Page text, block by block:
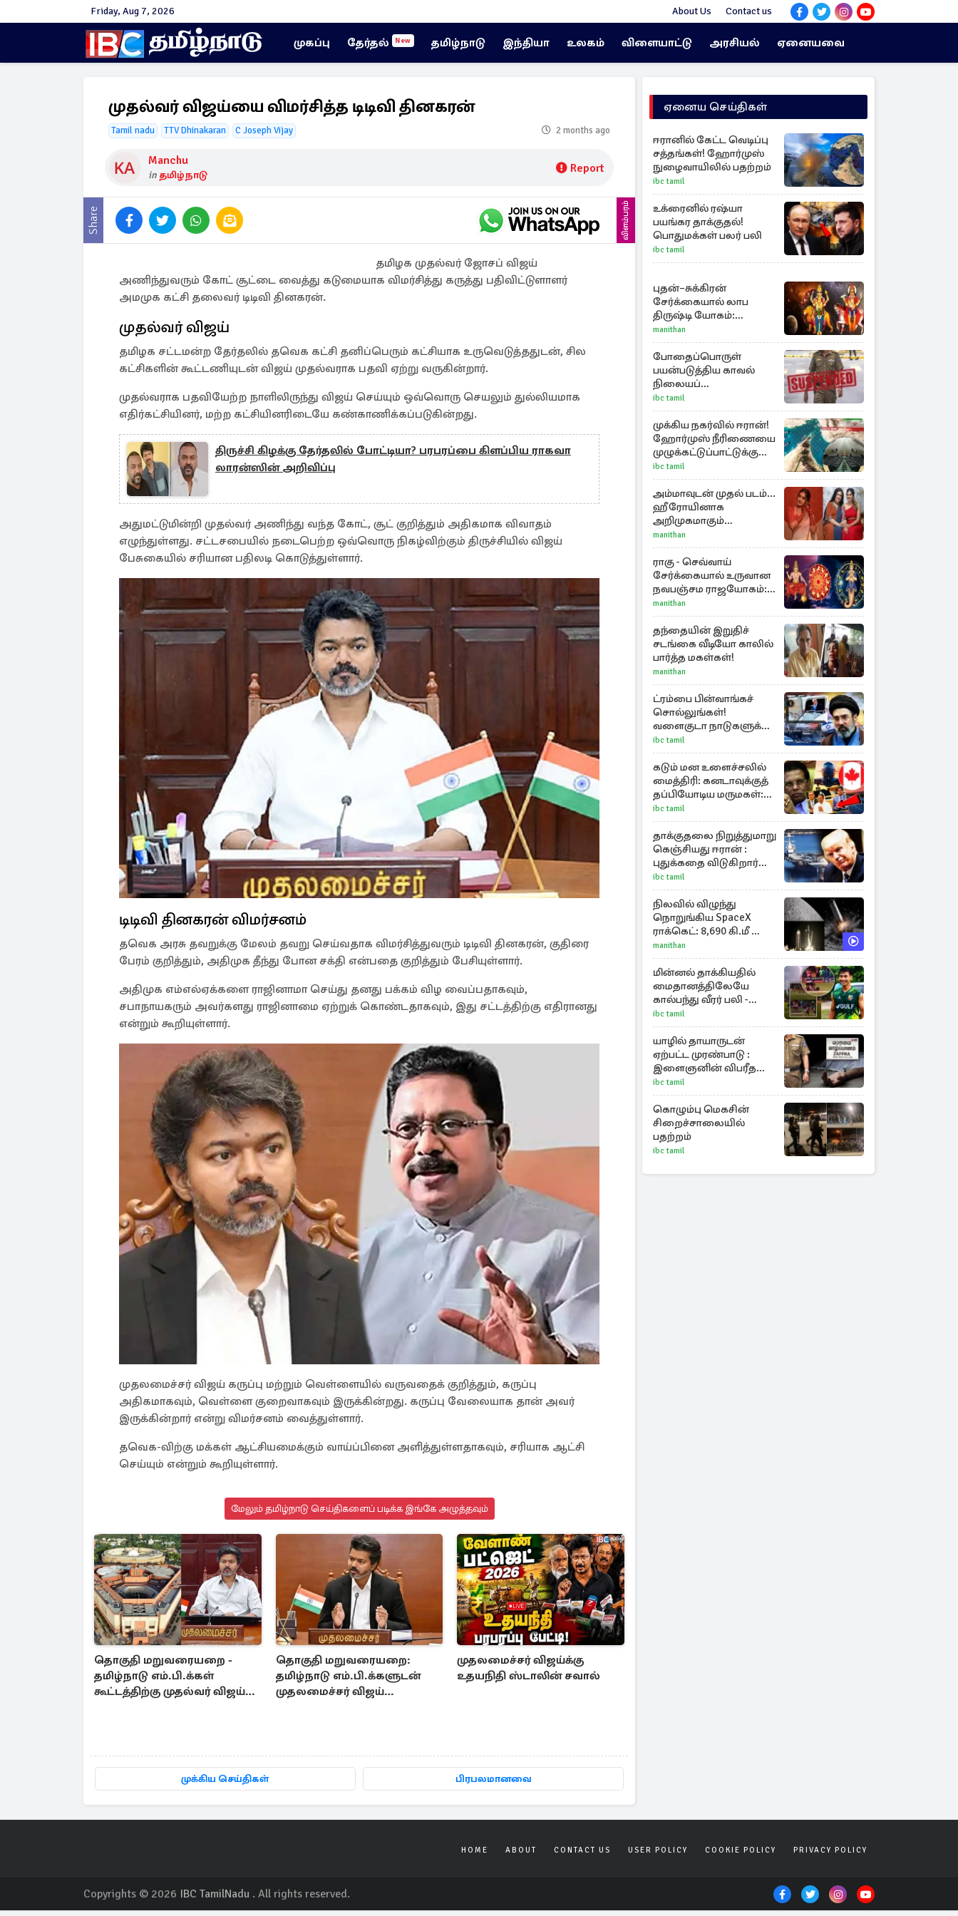
Friday, Aug 7, 2026 About Us Contact us
முகப்பு தேர்தல் New தமிழ்நாடு இந்தியா உலகம் விளையாட்டு அரசியல் ஏனையவை
முதல்வர் விஜய்யை விமர்சித்த டிடிவி தினகரன்
Tamil nadu TTV Dhinakaran C Joseph Vijay 2 months ago
Manchu
in தமிழ்நாடு Report
Share விளம்பரம்
தமிழக முதல்வர் ஜோசப் விஜய்
அணிந்துவரும் கோட் சூட்டை வைத்து கடுமையாக விமர்சித்து கருத்து பதிவிட்டுளாளர்
அமமுக கட்சி தலைவர் டிடிவி தினகரன்.
முதல்வர் விஜய்
தமிழக சட்டமன்ற தேர்தலில் தவெக கட்சி தனிப்பெரும் கட்சியாக உருவெடுத்ததுடன், சில
கட்சிகளின் கூட்டணியுடன் விஜய் முதல்வராக பதவி ஏற்று வருகின்றார்.
முதல்வராக பதவியேற்ற நாளிலிருந்து விஜய் செய்யும் ஒவ்வொரு செயலும் துல்லியமாக
எதிர்கட்சியினர், மற்ற கட்சியினரிடையே கண்காணிக்கப்படுகின்றது.
திருச்சி கிழக்கு தேர்தலில் போட்டியா? பரபரப்பை கிளப்பிய ராகவா
லாரன்ஸின் அறிவிப்பு
அதுமட்டுமின்றி முதல்வர் அணிந்து வந்த கோட், சூட் குறித்தும் அதிகமாக விவாதம்
எழுந்துள்ளது. சட்டசபையில் நடைபெற்ற ஒவ்வொரு நிகழ்விற்கும் திருச்சியில் விஜய்
பேசுகையில் சரியான பதிலடி கொடுத்துள்ளார்.
டிடிவி தினகரன் விமர்சனம்
தவெக அரசு தவறுக்கு மேலம் தவறு செய்வதாக விமர்சித்துவரும் டிடிவி தினகரன், குதிரை
பேரம் குறித்தும், அதிமுக தீந்து போன சக்தி என்பதை குறித்தும் பேசியுள்ளார்.
அதிமுக எம்எல்ஏக்களை ராஜினாமா செய்து தனது பக்கம் விழ வைப்பதாகவும்,
சபாநாயகரும் அவர்களது ராஜினாமை ஏற்றுக் கொண்டதாகவும், இது சட்டத்திற்கு எதிரானது
என்றும் கூறியுள்ளார்.
முதலமைச்சர் விஜய் கருப்பு மற்றும் வெள்ளையில் வருவதைக் குறித்தும், கருப்பு
அதிகமாகவும், வெள்ளை குறைவாகவும் இருக்கின்றது. கருப்பு வேலையாக தான் அவர்
இருக்கின்றார் என்று விமர்சனம் வைத்துள்ளார்.
தவெக-விற்கு மக்கள் ஆட்சியமைக்கும் வாய்ப்பினை அளித்துள்ளதாகவும், சரியாக ஆட்சி
செய்யும் என்றும் கூறியுள்ளார்.
மேலும் தமிழ்நாடு செய்திகளைப் படிக்க இங்கே அழுத்தவும்
தொகுதி மறுவரையறை -
தமிழ்நாடு எம்.பி.க்கள்
கூட்டத்திற்கு முதல்வர் விஜய்
தொகுதி மறுவரையறை:
தமிழ்நாடு எம்.பி.க்களுடன்
முதலமைச்சர் விஜய்
முதலமைச்சர் விஜய்க்கு
உதயநிதி ஸ்டாலின் சவால்
முக்கிய செய்திகள் பிரபலமானவை
ஏனைய செய்திகள்
ஈரானில் கேட்ட வெடிப்பு
சத்தங்கள்! ஹோர்முஸ்
நுழைவாயிலில் பதற்றம்
ibc tamil
உக்ரைனில் ரஷ்யா
பயங்கர தாக்குதல்!
பொதுமக்கள் பலர் பலி
ibc tamil
புதன்–சுக்கிரன்
சேர்க்கையால் லாப
திருஷ்டி யோகம்:
அதிர்ஷ்டம் பெறும் டாப் 3
ராசிகள்!
manithan
போதைப்பொருள்
பயன்படுத்திய காவல்
நிலையப்
பொறுப்பதிகாரி பணி
இடைநீக்கம்
ibc tamil
முக்கிய நகர்வில் ஈரான்!
ஹோர்முஸ் நீரிணையை
முழுக்கட்டுப்பாட்டுக்கு
கொண்டு வர புதிய
சட்டமூலம்
ibc tamil
அம்மாவுடன் முதல் படம்...
ஹீரோயினாக
அறிமுகமாகும்
ஊர்வசியின் மகள்
தேஜலட்சுமி!
manithan
ராகு - செவ்வாய்
சேர்க்கையால் உருவான
நவபஞ்சம ராஜயோகம்:
அதிர்ஷ்டம் பெறும் 3
ராசிகள்!
manithan
தந்தையின் இறுதிச்
சடங்கை வீடியோ காலில்
பார்த்த மகள்கள்!
manithan
ட்ரம்பை பின்வாங்கச்
சொல்லுங்கள்!
வளைகுடா நாடுகளுக்கு
ஈரான் தாக்குதல்
எச்சரிக்கை
ibc tamil
கடும் மன உளைச்சலில்
மைத்திரி: கனடாவுக்குத்
தப்பியோடிய மருமகள்:
மகன் கொழும்பில்...!
ibc tamil
தாக்குதலை நிறுத்துமாறு
கெஞ்சியது ஈரான் :
புதுக்கதை விடுகிறார்
ட்ரம்ப்
ibc tamil
நிலவில் விழுந்து
நொறுங்கிய SpaceX
ராக்கெட்: 8,690 கி.மீ வேக
மோதலால் உருவான
புதிய பள்ளம்!
manithan
மின்னல் தாக்கியதில்
மைதானத்திலேயே
கால்பந்து வீரர் பலி -
அதிர்ச்சியில் ரசிகர்கள்
ibc tamil
யாழில் தாயாருடன்
ஏற்பட்ட முரண்பாடு :
இளைஞனின் விபரீத
முடிவு
ibc tamil
கொழும்பு மெகசின்
சிறைச்சாலையில்
பதற்றம்
ibc tamil
HOME ABOUT CONTACT US USER POLICY COOKIE POLICY PRIVACY POLICY
Copyrights © 2026 IBC TamilNadu . All rights reserved.